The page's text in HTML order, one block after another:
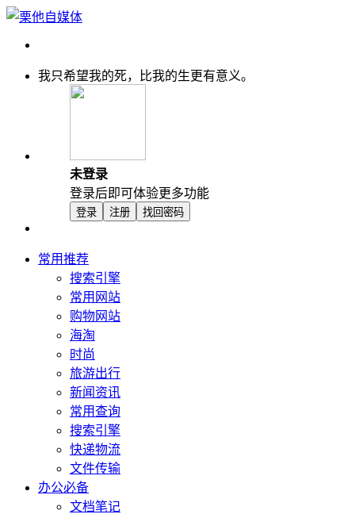
我只希望我的死，比我的生更有意义。
未登录
登录后即可体验更多功能
登录 注册 找回密码
常用推荐
搜索引擎
常用网站
购物网站
海淘
时尚
旅游出行
新闻资讯
常用查询
搜索引擎
快递物流
文件传输
办公必备
文档笔记